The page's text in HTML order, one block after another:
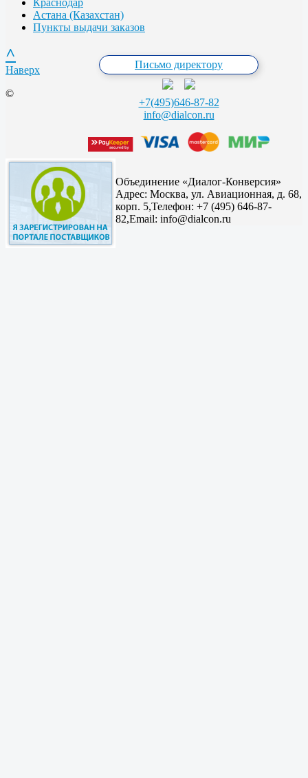
Краснодар
Астана (Казахстан)
Пункты выдачи заказов
Письмо директору
+7(495)646-87-82
info@dialcon.ru
^
Наверх
©
Объединение «Диалог-Конверсия»
Адрес: Москва, ул. Авиационная, д. 68,
корп. 5,Телефон: +7 (495) 646-87-
82,Email: info@dialcon.ru